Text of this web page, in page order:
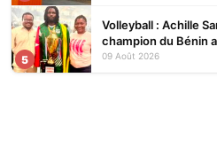
5
Volleyball : Achille
champion du Bénin
09 Août 2026